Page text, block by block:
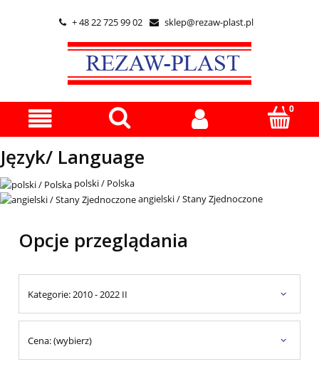
 + 48 22 725 99 02  sklep@rezaw-plast.pl
Język/ Language
polski / Polska
angielski / Stany Zjednoczone
Opcje przeglądania
Kategorie: 2010 - 2022 II
Cena: (wybierz)